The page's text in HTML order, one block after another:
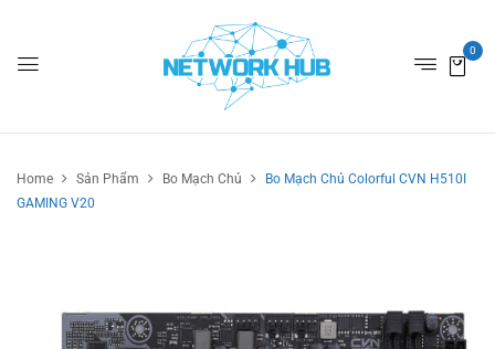
0
Home Sản Phẩm Bo Mạch Chủ
Bo Mạch Chủ Colorful CVN H510I
GAMING V20